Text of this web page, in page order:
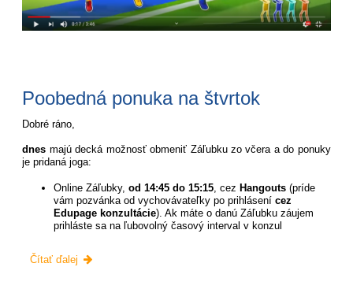
Poobedná ponuka na štvrtok
Dobré ráno,
dnes majú decká možnosť obmeniť Záľubku zo včera a do ponuky
je pridaná joga:
Online Záľubky,od 14:45 do 15:15 , cez Hangouts(príde
vám pozvánka od vychovávateľky po prihlásenícez
Edupage konzultácie). Ak máte o danú Záľubku záujem
prihláste sa na ľubovolný časový interval v konzul
Poobedná
Čítať ďalej